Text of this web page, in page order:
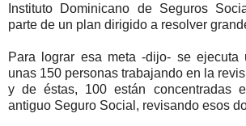
Instituto Dominicano de Seguros
parte de un plan dirigido a resolver
Para lograr esa meta -dijo- se ejecuta
unas 150 personas trabajando en la
y de éstas, 100 están concentradas
antiguo Seguro Social, revisando esos